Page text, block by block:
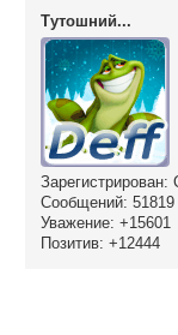
Тутошний...
Зарегистрирован:
Сообщений: 51819
Уважение: +15601
Позитив: +12444